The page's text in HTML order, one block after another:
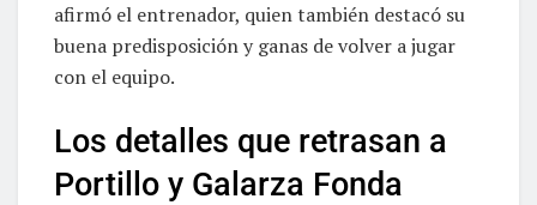
afirmó el entrenador, quien también destacó su
buena predisposición y ganas de volver a jugar
con el equipo.
Los detalles que retrasan a
Portillo y Galarza Fonda